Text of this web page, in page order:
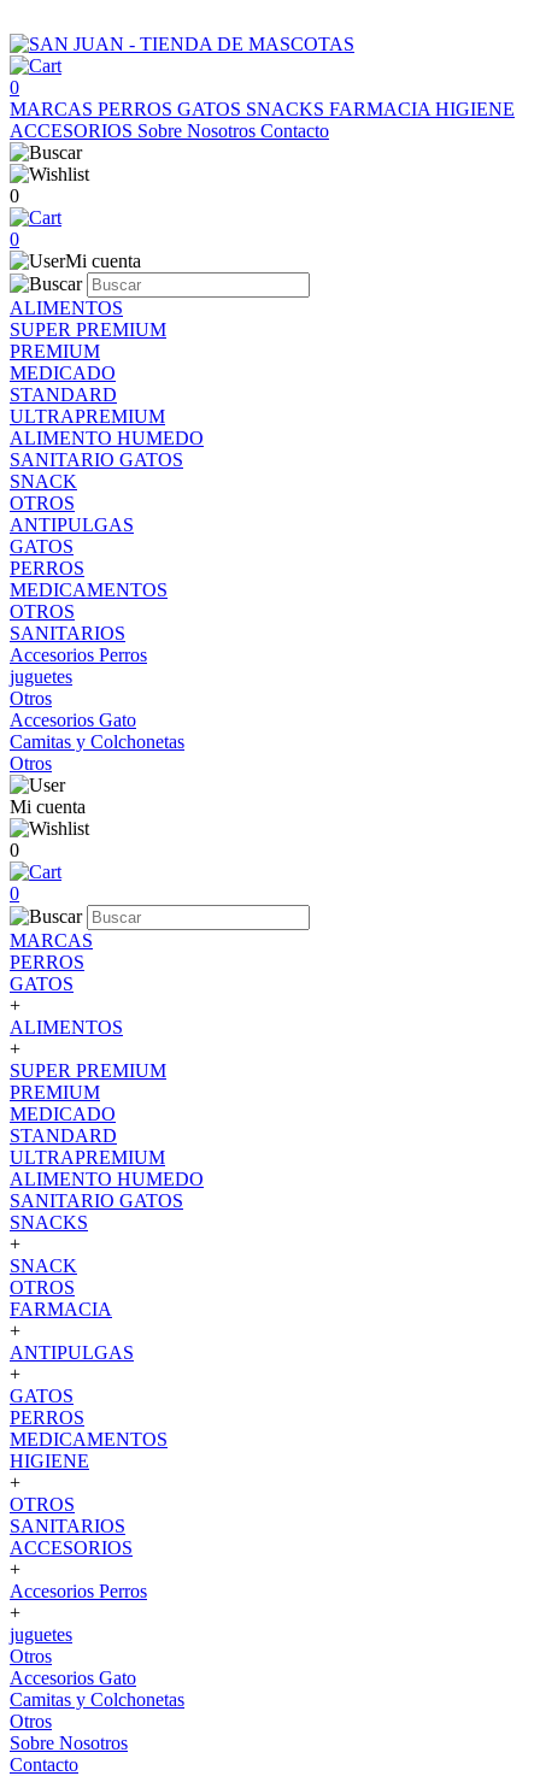
0
MARCAS PERROS GATOS SNACKS FARMACIA HIGIENE
ACCESORIOS Sobre Nosotros Contacto
0
0
Mi cuenta
ALIMENTOS
SUPER PREMIUM
PREMIUM
MEDICADO
STANDARD
ULTRAPREMIUM
ALIMENTO HUMEDO
SANITARIO GATOS
SNACK
OTROS
ANTIPULGAS
GATOS
PERROS
MEDICAMENTOS
OTROS
SANITARIOS
Accesorios Perros
juguetes
Otros
Accesorios Gato
Camitas y Colchonetas
Otros
Mi cuenta
0
0
MARCAS
PERROS
GATOS
+
ALIMENTOS
+
SUPER PREMIUM
PREMIUM
MEDICADO
STANDARD
ULTRAPREMIUM
ALIMENTO HUMEDO
SANITARIO GATOS
SNACKS
+
SNACK
OTROS
FARMACIA
+
ANTIPULGAS
+
GATOS
PERROS
MEDICAMENTOS
HIGIENE
+
OTROS
SANITARIOS
ACCESORIOS
+
Accesorios Perros
+
juguetes
Otros
Accesorios Gato
Camitas y Colchonetas
Otros
Sobre Nosotros
Contacto